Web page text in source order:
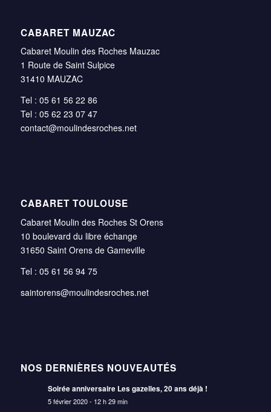
CABARET MAUZAC
Cabaret Moulin des Roches Mauzac
1 Route de Saint Sulpice
31410 MAUZAC
Tel : 05 61 56 22 86
Tel : 05 62 23 07 47
contact@moulindesroches.net
CABARET TOULOUSE
Cabaret Moulin des Roches St Orens
10 boulevard du libre échange
31650 Saint Orens de Gameville
Tel : 05 61 56 94 75
saintorens@moulindesroches.net
NOS DERNIÈRES NOUVEAUTÉS
Soirée anniversaire Les gazelles, 20 ans déjà !
5 février 2020 - 12 h 29 min